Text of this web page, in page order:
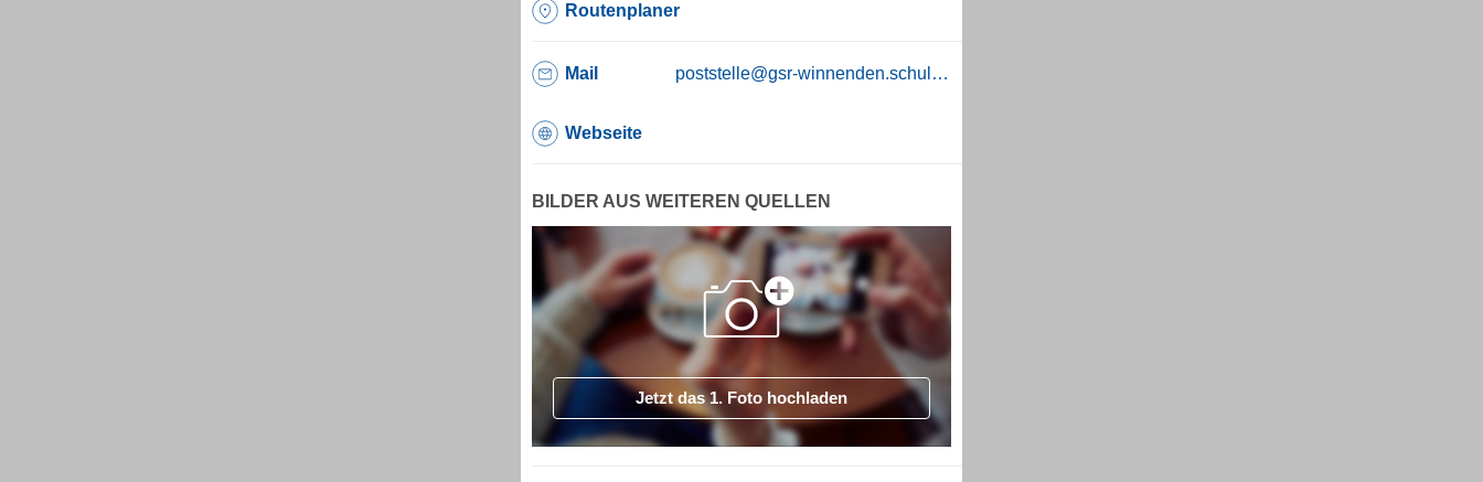
Routenplaner
Mail poststelle@gsr-winnenden.schule.bwl.de
Webseite
BILDER AUS WEITEREN QUELLEN
Jetzt das 1. Foto hochladen